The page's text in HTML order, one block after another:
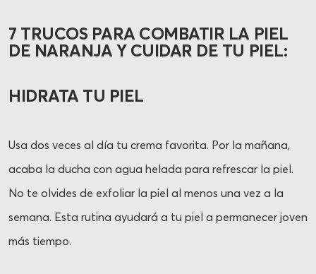
7 TRUCOS PARA COMBATIR LA PIEL
DE NARANJA Y CUIDAR DE TU PIEL:
HIDRATA TU PIEL
Usa dos veces al día tu crema favorita. Por la mañana,
acaba la ducha con agua helada para refrescar la piel.
No te olvides de exfoliar la piel al menos una vez a la
semana. Esta rutina ayudará a tu piel a permanecer joven
más tiempo.